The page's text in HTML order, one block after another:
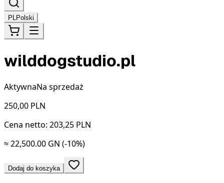
PLPolski
wilddogstudio.pl
AktywnaNa sprzedaż
250,00 PLN
Cena netto: 203,25 PLN
≈ 22,500.00 GN (-10%)
Dodaj do koszyka